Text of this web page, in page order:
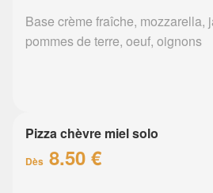
Base crème fraîche, mozzarella,
pommes de terre, oeuf, oignons
Pizza chèvre miel solo
Dès 8.50 €